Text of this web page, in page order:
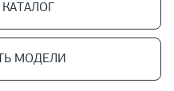
МОДЕЛИ